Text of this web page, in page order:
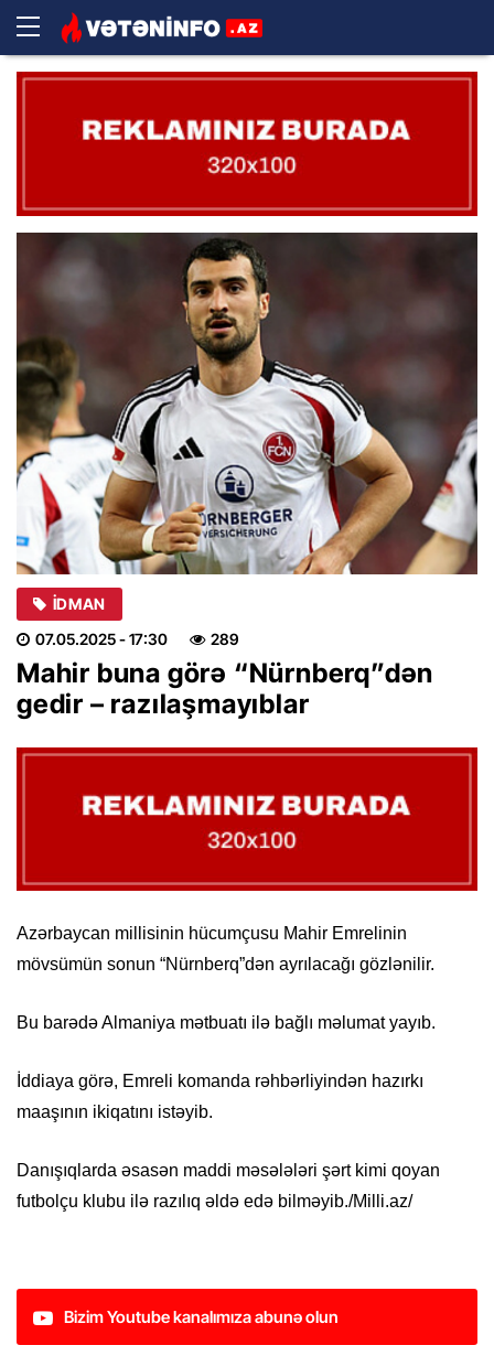
İDMAN
07.05.2025- 17:30 289
Mahir buna görə “Nürnberq”dən
gedir – razılaşmayıblar
Azərbaycan millisinin hücumçusu Mahir Emrelinin
mövsümün sonun “Nürnberq”dən ayrılacağı gözlənilir.
Bu barədə Almaniya mətbuatı ilə bağlı məlumat yayıb.
İddiaya görə, Emreli komanda rəhbərliyindən hazırkı
maaşının ikiqatını istəyib.
Danışıqlarda əsasən maddi məsələləri şərt kimi qoyan
futbolçu klubu ilə razılıq əldə edə bilməyib./Milli.az/
Bizim Youtube kanalımıza abunə olun